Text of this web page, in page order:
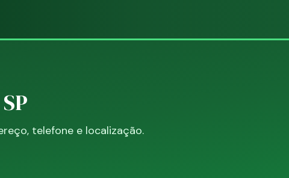
telefone e localização.